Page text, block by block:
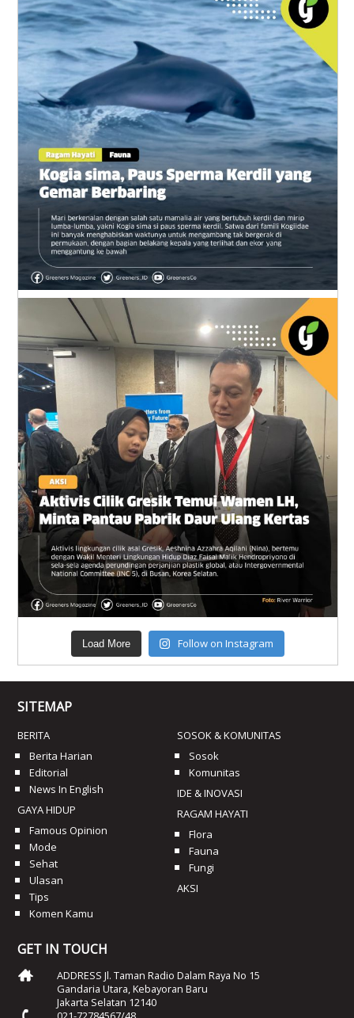
Load More Follow on Instagram
SITEMAP
BERITA
Berita Harian
Editorial
News In English
GAYA HIDUP
Famous Opinion
Mode
Sehat
Ulasan
Tips
Komen Kamu
SOSOK & KOMUNITAS
Sosok
Komunitas
IDE & INOVASI
RAGAM HAYATI
Flora
Fauna
Fungi
AKSI
GET IN TOUCH
ADDRESS Jl. Taman Radio Dalam Raya No 15
Gandaria Utara, Kebayoran Baru
Jakarta Selatan 12140